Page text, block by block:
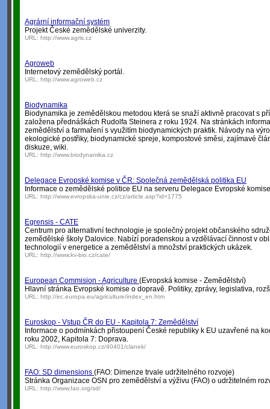
Agrární informační systém
Projekt České zemědělské univerzity.
URL: http://www.agris.cz
Agroweb
Internetový zemědělský portál.
URL: http://www.agroweb.cz
Biodynamika
Biodynamika je zemědělskou metodou která se snaží aktivně pracovat s
založena přednáškách Rudolfa Steinera z roku 1924. Na stránkách
zemědělství a farmaření s využitím biodynamických praktik. Návody na
ekologické postřiky, biodynamické spreje, kompostové směsi, zajímavé
diskuze, wiki.
URL: http://www.biodynamika.cz
Delegace Evropské komise v ČR: Společná zemědělská politika EU
Informace o zemědělské politice EU na serveru Delegace Evropské
URL: http://www.evropska-unie.cz/cz/article.asp?id=1775
Egrensis - CATE
Centrum pro alternativní technologie je společný projekt občanského
zemědělské školy Dalovice. Nabízí poradenskou a vzdělávací činnost v
technologií v energetice a zemědělství a množství praktických ukázek.
URL: http://www.kv-bio.cz/cate/
European Commision - Agriculture (Evropská komise - Zemědělství)
Hlavní stránka Evropské komise o dopravě. Politiky, zprávy, legislativa,
URL: http://ec.europa.eu/agriculture/index_en.htm
Euroskop - Vstup ČR do EU - Kapitola 7: Zemědělství
Informace o podmínkách přistoupení České republiky k EU uzavřené na
roku 2002, Kapitola 7: Doprava.
URL: http://www.euroskop.cz/40401/clanek/
FAO: SD dimensions (FAO: Dimenze trvale udržitelného rozvoje)
Stránka Organizace OSN pro zemědělství a výživu (FAO) o udržitelném
URL: http://www.fao.org/sd/